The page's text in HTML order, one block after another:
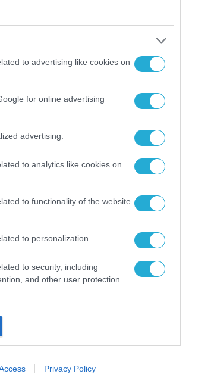
to advertising like cookies on
for online advertising
advertising.
to analytics like cookies on
to functionality of the website
to personalization.
to security, including
and other user protection.
Privacy Policy